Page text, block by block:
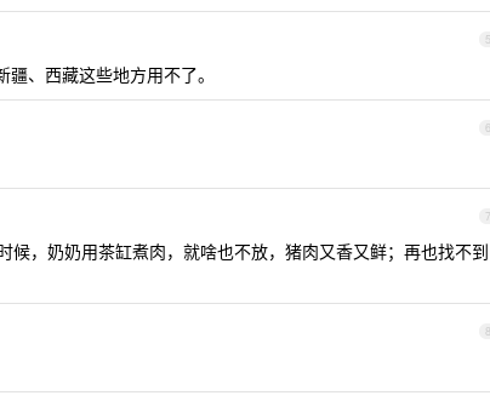
5
、西藏这些地方用不了。
6
7
候，奶奶用茶缸煮肉，就啥也不放，猪肉又香又鲜；再也找不到
8